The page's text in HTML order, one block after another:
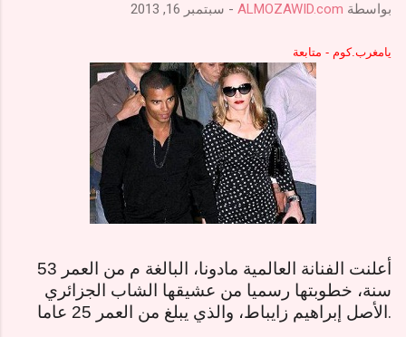
بواسطة ALMOZAWID.com
- سبتمبر 16, 2013
يامغرب.كوم - متابعة
أعلنت الفنانة العالمية مادونا، البالغة م من العمر 53
سنة، خطوبتها رسميا من عشيقها الشاب الجزائري
الأصل إبراهيم زايباط، والذي يبلغ من العمر 25 عاما.